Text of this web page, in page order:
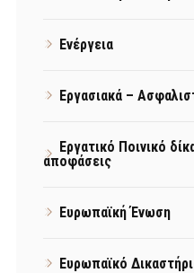
Ενέργεια
Εργασιακά –
Εργατικό Ποινικό
αποφάσεις
Ευρωπαϊκή Ένωση
Ευρωπαϊκό